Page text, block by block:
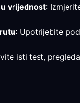
vrijednost:
: Upotrijebite
isti test,